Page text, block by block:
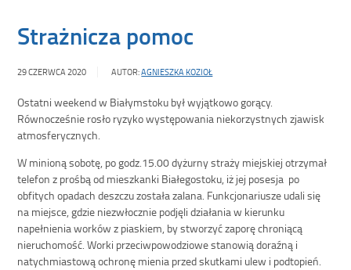
Strażnicza pomoc
29 CZERWCA 2020 AUTOR:AGNIESZKA KOZIOŁ
Ostatni weekend w Białymstoku był wyjątkowo gorący.
Równocześnie rosło ryzyko występowania niekorzystnych zjawisk
atmosferycznych.
W minioną sobotę, po godz.15.00 dyżurny straży miejskiej otrzymał
telefon z prośbą od mieszkanki Białegostoku, iż jej posesja po
obfitych opadach deszczu została zalana. Funkcjonariusze udali się
na miejsce, gdzie niezwłocznie podjęli działania w kierunku
napełnienia worków z piaskiem, by stworzyć zaporę chroniącą
nieruchomość. Worki przeciwpowodziowe stanowią doraźną i
natychmiastową ochronę mienia przed skutkami ulew i podtopień.